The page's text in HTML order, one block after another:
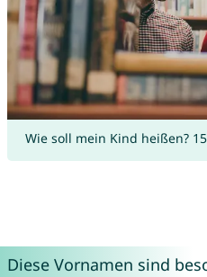
Wie soll mein Kind heißen?
Diese Vornamen sind